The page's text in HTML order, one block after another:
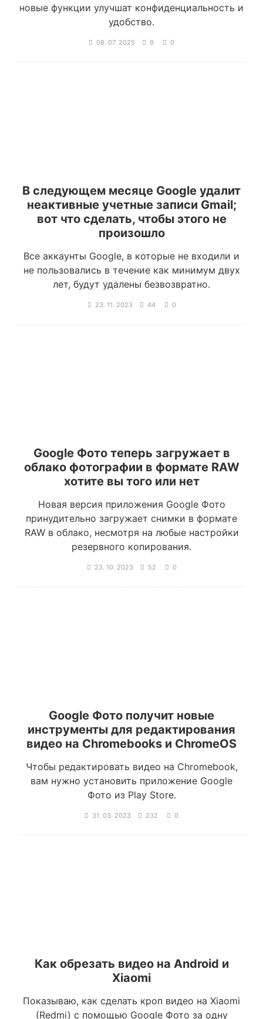
новые функции улучшат конфиденциальность и
удобство.
08. 07. 2025 9 0
В следующем месяце Google удалит
неактивные учетные записи Gmail;
вот что сделать, чтобы этого не
произошло
Все аккаунты Google, в которые не входили и
не пользовались в течение как минимум двух
лет, будут удалены безвозвратно.
23. 11. 2023 44 0
Google Фото теперь загружает в
облако фотографии в формате RAW
хотите вы того или нет
Новая версия приложения Google Фото
принудительно загружает снимки в формате
RAW в облако, несмотря на любые настройки
резервного копирования.
23. 10. 2023 52 0
Google Фото получит новые
инструменты для редактирования
видео на Chromebooks и ChromeOS
Чтобы редактировать видео на Chromebook,
вам нужно установить приложение Google
Фото из Play Store.
31. 03. 2023 232 0
Как обрезать видео на Android и
Xiaomi
Показываю, как сделать кроп видео на Xiaomi
(Redmi) с помощью Google Фото за одну